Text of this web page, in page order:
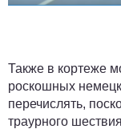
Также в кортеже
роскошных
перечислять,
траурного